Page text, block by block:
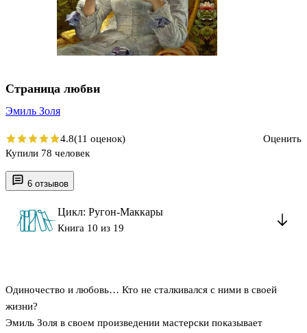
6 отзывов
Цикл: Ругон-Маккары
Книга 10 из 19
Одиночество и любовь… Кто не сталкивался с ними в своей
жизни?
Эмиль Золя в своем произведении мастерски показывает
Страница любви
Эмиль Золя
4.8(11 оценок)
Оценить
Купили 78 человек